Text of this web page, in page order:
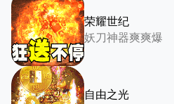
荣耀世纪
妖刀神器爽爽爆
自由之光